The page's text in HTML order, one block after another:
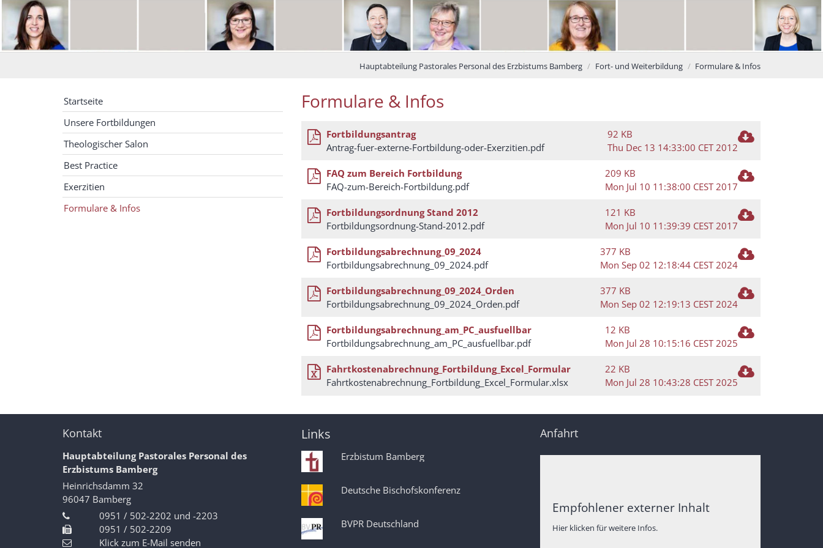
Hauptabteilung Pastorales Personal des Erzbistums Bamberg Fort- und Weiterbildung Formulare & Infos
Formulare & Infos
Fortbildungsantrag
Antrag-fuer-externe-Fortbildung-oder-Exerzitien.pdf
92 KB
Thu Dec 13 14:33:00 CET 2012
FAQ zum Bereich Fortbildung
FAQ-zum-Bereich-Fortbildung.pdf
209 KB
Mon Jul 10 11:38:00 CEST 2017
Fortbildungsordnung Stand 2012
Fortbildungsordnung-Stand-2012.pdf
121 KB
Mon Jul 10 11:39:39 CEST 2017
Fortbildungsabrechnung_09_2024
Fortbildungsabrechnung_09_2024.pdf
377 KB
Mon Sep 02 12:18:44 CEST 2024
Fortbildungsabrechnung_09_2024_Orden
Fortbildungsabrechnung_09_2024_Orden.pdf
377 KB
Mon Sep 02 12:19:13 CEST 2024
Fortbildungsabrechnung_am_PC_ausfuellbar
Fortbildungsabrechnung_am_PC_ausfuellbar.pdf
12 KB
Mon Jul 28 10:15:16 CEST 2025
Fahrtkostenabrechnung_Fortbildung_Excel_Formular
Fahrtkostenabrechnung_Fortbildung_Excel_Formular.xlsx
22 KB
Mon Jul 28 10:43:28 CEST 2025
Startseite
Unsere Fortbildungen
Theologischer Salon
Best Practice
Exerzitien
Formulare & Infos
Kontakt
Hauptabteilung Pastorales Personal des
Erzbistums Bamberg
Heinrichsdamm 32
96047 Bamberg
0951 / 502-2202 und -2203
0951 / 502-2209
Klick zum E-Mail senden
Links
Erzbistum Bamberg
Deutsche Bischofskonferenz
BVPR Deutschland
Anfahrt
Empfohlener externer Inhalt
Hier klicken für weitere Infos.